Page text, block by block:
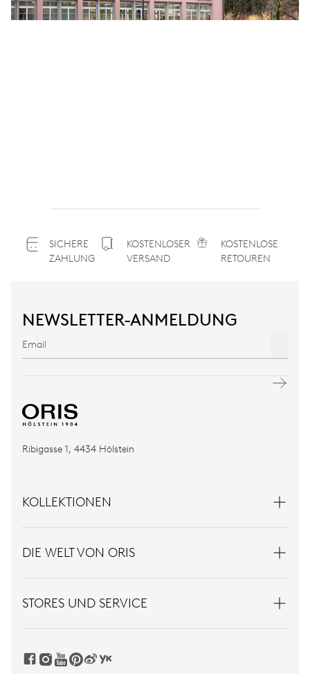
SICHERE
ZAHLUNG
KOSTENLOSER
VERSAND
KOSTENLOSE
RETOUREN
NEWSLETTER-ANMELDUNG
Ribigasse 1, 4434 Hölstein
KOLLEKTIONEN
DIE WELT VON ORIS
STORES UND SERVICE